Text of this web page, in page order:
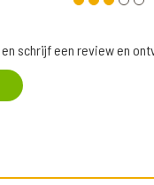
en schrijf een review en